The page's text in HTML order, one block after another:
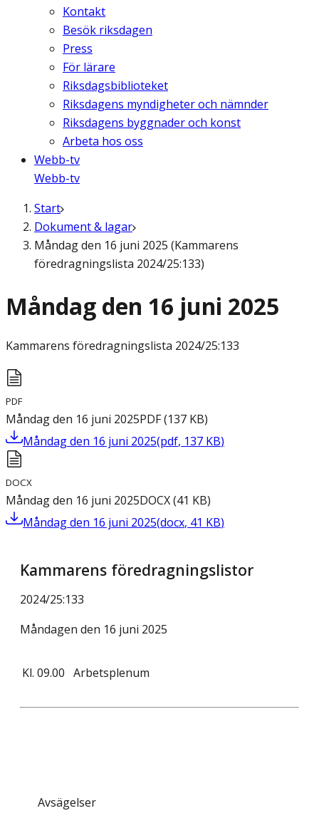
Kontakt
Besök riksdagen
Press
För lärare
Riksdagsbiblioteket
Riksdagens myndigheter och nämnder
Riksdagens byggnader och konst
Arbeta hos oss
Webb-tv
Webb-tv
Start
Dokument & lagar
Måndag den 16 juni 2025 (Kammarens
föredragningslista 2024/25:133)
Måndag den 16 juni 2025
Kammarens föredragningslista 2024/25:133
PDF
Måndag den 16 juni 2025PDF(137 KB)
Måndag den 16 juni 2025(pdf, 137 KB)
DOCX
Måndag den 16 juni 2025DOCX(41 KB)
Måndag den 16 juni 2025(docx, 41 KB)
Kammarens föredragningslistor
2024/25:133
Måndagen den 16 juni 2025
Kl. 09.00 Arbetsplenum
Avsägelser